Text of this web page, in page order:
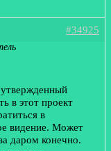
#34925
в этот проект
в
видение. Может
даром конечно.